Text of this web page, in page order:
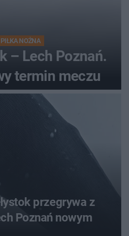
PIŁKA NOŻNA
– Lech Poznań.
termin meczu
przegrywa z
Poznań nowym